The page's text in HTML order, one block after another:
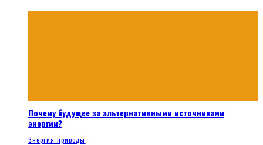
Почему будущее за альтернативными источниками
энергии?
Энергия природы